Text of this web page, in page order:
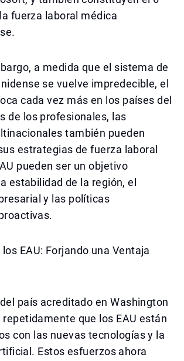
fuerza laboral médica
a medida que el sistema de
se vuelve impredecible, el
cada vez más en los países del
de los profesionales, las
también pueden
estrategias de fuerza laboral
pueden ser un objetivo
estabilidad de la región, el
y las políticas
EAU: Forjando una Ventaja
país acreditado en Washington
que los EAU están
con las nuevas tecnologías y la
Estos esfuerzos ahora